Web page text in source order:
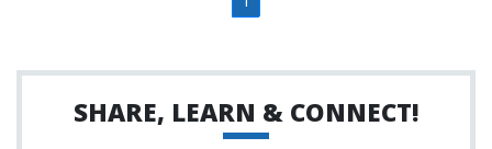
SHARE, LEARN & CONNECT!